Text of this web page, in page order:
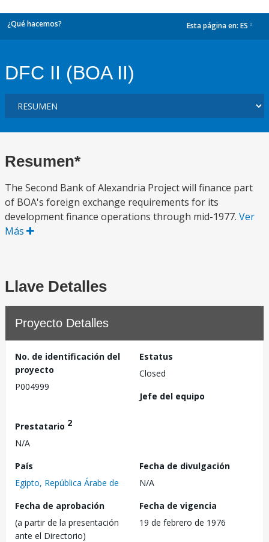
¿Qué hacemos? Esta página en: ES
DFC II (BOA II)
Resumen*
The Second Bank of Alexandria Project will finance part
of BOA's foreign exchange requirements for its
development finance operations through mid-1977. Ver
Más
Llave Detalles
Proyecto Detalles
No. de identificación del
proyecto
P004999
Estatus
Closed
Jefe del equipo
Prestatario 2
N/A
País
Egipto, República Árabe de
Fecha de divulgación
N/A
Fecha de aprobación
(a partir de la presentación
ante el Directorio)
Fecha de vigencia
19 de febrero de 1976